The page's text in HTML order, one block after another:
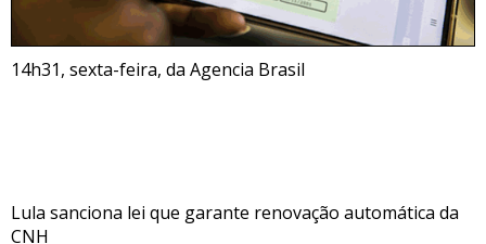
14h31, sexta-feira, da Agencia Brasil
Lula sanciona lei que garante renovação automática da
CNH